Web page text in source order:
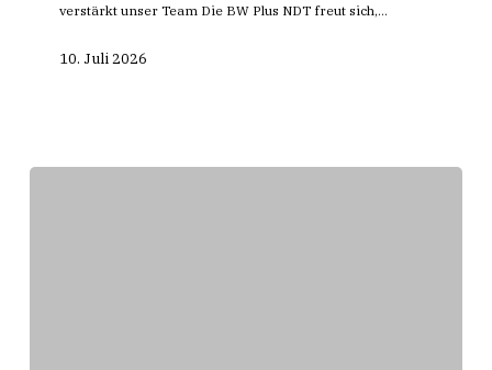
Teamverstärkt unser Team Die BW Plus NDT freut sich,…
10. Juli 2026